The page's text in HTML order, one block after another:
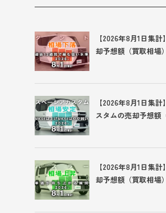
【2026年8月1日集
却予想額（買取相場
【2026年8月1日集
スタムの売却予想額
【2026年8月1日集
却予想額（買取相場